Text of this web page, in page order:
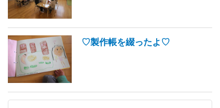
♡製作帳を綴ったよ♡